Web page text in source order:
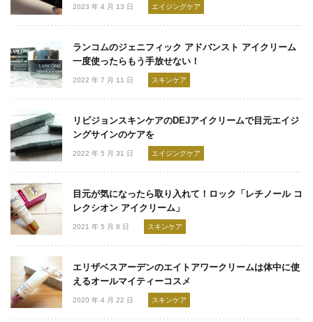
フレグランス
ライフスタイル
検索
2023 年 4 月 13 日 エイジングケア
ランコムのジェニフィック アドバンスト アイクリーム
一度使ったらもう手放せない！
2022 年 7 月 11 日 スキンケア
リビジョンスキンケアのDEJアイクリームで目元エイジ
ングサインのケアを
2022 年 5 月 31 日 エイジングケア
目元が気になったら取り入れて！ロック「レチノール コ
レクシオン アイクリーム」
2021 年 5 月 8 日 スキンケア
エリザベスアーデンのエイトアワークリームは体中に使
えるオールマイティーコスメ
2020 年 4 月 22 日 スキンケア